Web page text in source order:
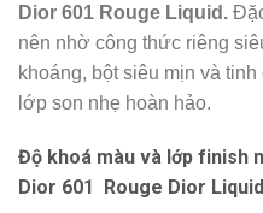
Dior 601 Rouge Liquid.
nên nhờ công thức riêng
khoáng, bột siêu mịn và
lớp son nhẹ hoàn hảo.
Độ khoá màu và lớp finish
Dior 601 Rouge Dior Liquid